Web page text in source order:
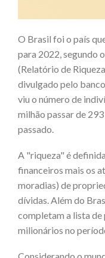
O Brasil foi o país
para 2022, segundo
(Relatório de
divulgado pelo
viu o número de
milhão passar de
passado.
A "riqueza" é
financeiros mais os
moradias) de
dívidas. Além do
completam a lista de
milionários no